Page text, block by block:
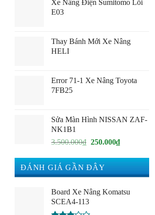
Xe Nâng Điện Sumitomo Lỗi
E03
Thay Bánh Mới Xe Nâng
HELI
Error 71-1 Xe Nâng Toyota
7FB25
Sửa Màn Hình NISSAN ZAF-
NK1B1
3.500.000₫ Giá
là:
3.500.000₫.
250.000₫Giá
ĐÁNH GIÁ GẦN ĐÂY
Board Xe Nâng Komatsu
SCEA4-113